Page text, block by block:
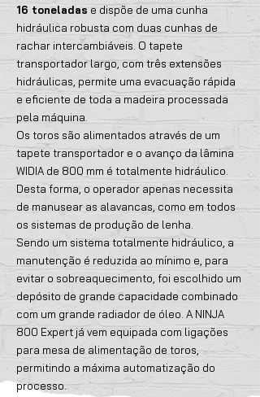
16 toneladas e dispõe de uma cunha
hidráulica robusta com duas cunhas de
rachar intercambiáveis. O tapete
transportador largo, com três extensões
hidráulicas, permite uma evacuação rápida
e eficiente de toda a madeira processada
pela máquina.
Os toros são alimentados através de um
tapete transportador e o avanço da lâmina
WIDIA de 800 mm é totalmente hidráulico.
Desta forma, o operador apenas necessita
de manusear as alavancas, como em todos
os sistemas de produção de lenha.
Sendo um sistema totalmente hidráulico, a
manutenção é reduzida ao mínimo e, para
evitar o sobreaquecimento, foi escolhido um
depósito de grande capacidade combinado
com um grande radiador de óleo. A NINJA
800 Expert já vem equipada com ligações
para mesa de alimentação de toros,
permitindo a máxima automatização do
processo.